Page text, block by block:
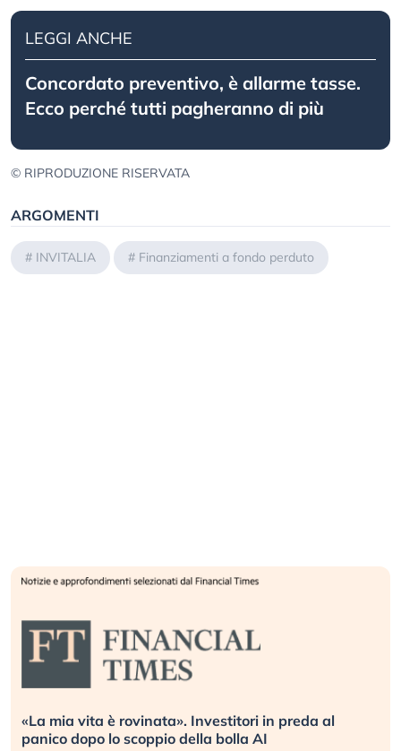
LEGGI ANCHE
Concordato preventivo, è allarme tasse.
Ecco perché tutti pagheranno di più
© RIPRODUZIONE RISERVATA
ARGOMENTI
# INVITALIA # Finanziamenti a fondo perduto
«La mia vita è rovinata». Investitori in preda al
panico dopo lo scoppio della bolla AI